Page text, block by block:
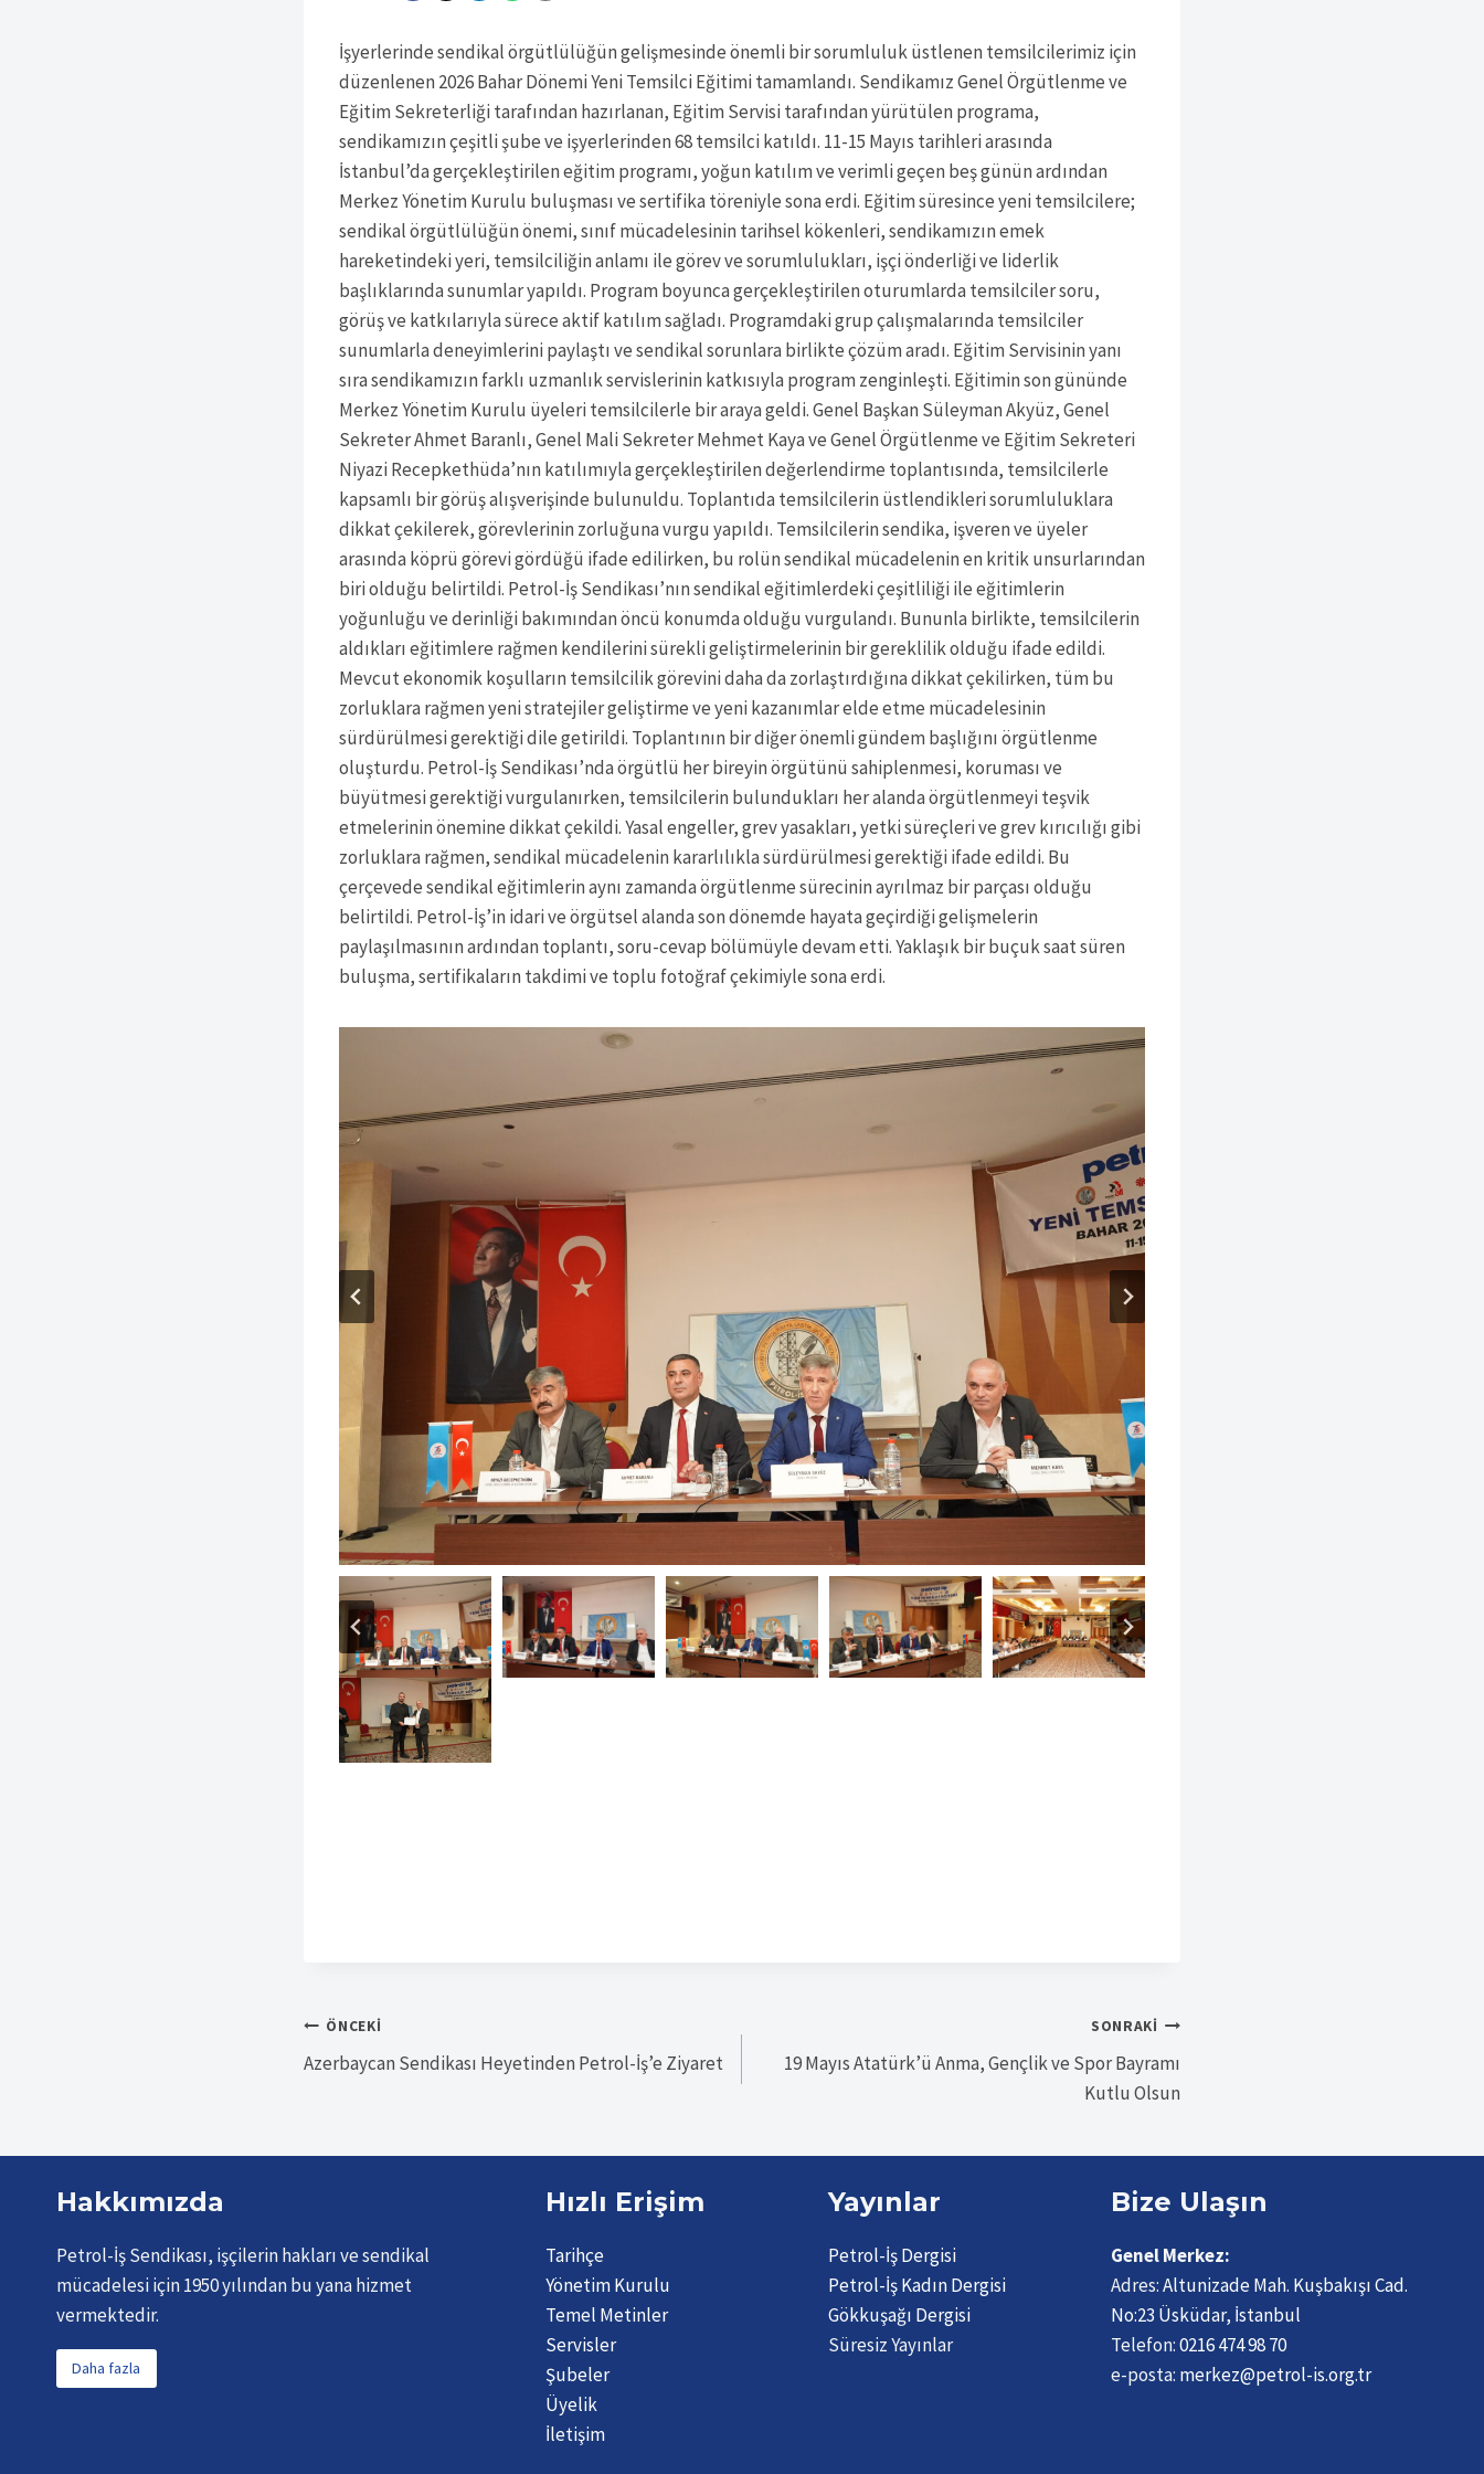
İşyerlerinde sendikal örgütlülüğün gelişmesinde önemli bir sorumluluk üstlenen temsilcilerimiz için
düzenlenen 2026 Bahar Dönemi Yeni Temsilci Eğitimi tamamlandı. Sendikamız Genel Örgütlenme ve
Eğitim Sekreterliği tarafından hazırlanan, Eğitim Servisi tarafından yürütülen programa,
sendikamızın çeşitli şube ve işyerlerinden 68 temsilci katıldı. 11-15 Mayıs tarihleri arasında
İstanbul’da gerçekleştirilen eğitim programı, yoğun katılım ve verimli geçen beş günün ardından
Merkez Yönetim Kurulu buluşması ve sertifika töreniyle sona erdi. Eğitim süresince yeni temsilcilere;
sendikal örgütlülüğün önemi, sınıf mücadelesinin tarihsel kökenleri, sendikamızın emek
hareketindeki yeri, temsilciliğin anlamı ile görev ve sorumlulukları, işçi önderliği ve liderlik
başlıklarında sunumlar yapıldı. Program boyunca gerçekleştirilen oturumlarda temsilciler soru,
görüş ve katkılarıyla sürece aktif katılım sağladı. Programdaki grup çalışmalarında temsilciler
sunumlarla deneyimlerini paylaştı ve sendikal sorunlara birlikte çözüm aradı. Eğitim Servisinin yanı
sıra sendikamızın farklı uzmanlık servislerinin katkısıyla program zenginleşti. Eğitimin son gününde
Merkez Yönetim Kurulu üyeleri temsilcilerle bir araya geldi. Genel Başkan Süleyman Akyüz, Genel
Sekreter Ahmet Baranlı, Genel Mali Sekreter Mehmet Kaya ve Genel Örgütlenme ve Eğitim Sekreteri
Niyazi Recepkethüda’nın katılımıyla gerçekleştirilen değerlendirme toplantısında, temsilcilerle
kapsamlı bir görüş alışverişinde bulunuldu. Toplantıda temsilcilerin üstlendikleri sorumluluklara
dikkat çekilerek, görevlerinin zorluğuna vurgu yapıldı. Temsilcilerin sendika, işveren ve üyeler
arasında köprü görevi gördüğü ifade edilirken, bu rolün sendikal mücadelenin en kritik unsurlarından
biri olduğu belirtildi. Petrol-İş Sendikası’nın sendikal eğitimlerdeki çeşitliliği ile eğitimlerin
yoğunluğu ve derinliği bakımından öncü konumda olduğu vurgulandı. Bununla birlikte, temsilcilerin
aldıkları eğitimlere rağmen kendilerini sürekli geliştirmelerinin bir gereklilik olduğu ifade edildi.
Mevcut ekonomik koşulların temsilcilik görevini daha da zorlaştırdığına dikkat çekilirken, tüm bu
zorluklara rağmen yeni stratejiler geliştirme ve yeni kazanımlar elde etme mücadelesinin
sürdürülmesi gerektiği dile getirildi. Toplantının bir diğer önemli gündem başlığını örgütlenme
oluşturdu. Petrol-İş Sendikası’nda örgütlü her bireyin örgütünü sahiplenmesi, koruması ve
büyütmesi gerektiği vurgulanırken, temsilcilerin bulundukları her alanda örgütlenmeyi teşvik
etmelerinin önemine dikkat çekildi. Yasal engeller, grev yasakları, yetki süreçleri ve grev kırıcılığı gibi
zorluklara rağmen, sendikal mücadelenin kararlılıkla sürdürülmesi gerektiği ifade edildi. Bu
çerçevede sendikal eğitimlerin aynı zamanda örgütlenme sürecinin ayrılmaz bir parçası olduğu
belirtildi. Petrol-İş’in idari ve örgütsel alanda son dönemde hayata geçirdiği gelişmelerin
paylaşılmasının ardından toplantı, soru-cevap bölümüyle devam etti. Yaklaşık bir buçuk saat süren
buluşma, sertifikaların takdimi ve toplu fotoğraf çekimiyle sona erdi.
Yazı
gezinmesi
ÖNCEKI
Azerbaycan Sendikası Heyetinden Petrol-İş’e Ziyaret
SONRAKI
19 Mayıs Atatürk’ü Anma, Gençlik ve Spor Bayramı
Kutlu Olsun
Hakkımızda
Petrol-İş Sendikası, işçilerin hakları ve sendikal
mücadelesi için 1950 yılından bu yana hizmet
vermektedir.
Daha fazla
Hızlı Erişim
Tarihçe
Yönetim Kurulu
Temel Metinler
Servisler
Şubeler
Üyelik
İletişim
Yayınlar
Petrol-İş Dergisi
Petrol-İş Kadın Dergisi
Gökkuşağı Dergisi
Süresiz Yayınlar
Bize Ulaşın
Genel Merkez:
Adres:Altunizade Mah. Kuşbakışı Cad.
No:23 Üsküdar, İstanbul
Telefon:0216 474 98 70
e-posta: merkez@petrol-is.org.tr